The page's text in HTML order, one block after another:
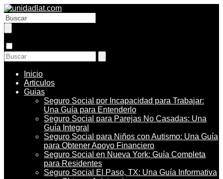
Inicio
Articulos
Guias
Seguro Social por Incapacidad para Trabajar:
Una Guía para Entenderlo
Seguro Social para Parejas No Casadas: Una
Guía Integral
Seguro Social para Niños con Autismo: Una Guía
para Obtener Apoyo Financiero
Seguro Social en Nueva York: Guía Completa
para Residentes
Seguro Social El Paso, TX: Una Guía Informativa